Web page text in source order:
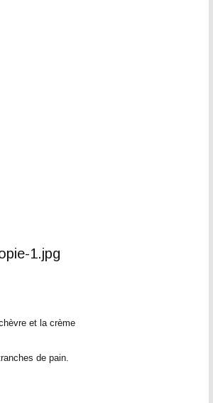
et la crème
de pain.